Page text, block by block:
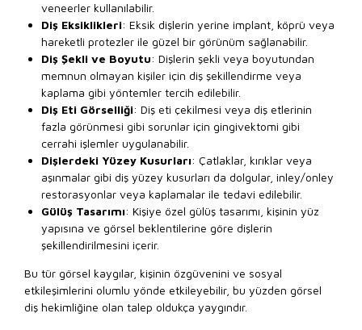
veneerler kullanılabilir.
Diş Eksiklikleri: Eksik dişlerin yerine implant, köprü veya
hareketli protezler ile güzel bir görünüm sağlanabilir.
Diş Şekli ve Boyutu: Dişlerin şekli veya boyutundan
memnun olmayan kişiler için diş şekillendirme veya
kaplama gibi yöntemler tercih edilebilir.
Diş Eti Görselliği: Diş eti çekilmesi veya diş etlerinin
fazla görünmesi gibi sorunlar için gingivektomi gibi
cerrahi işlemler uygulanabilir.
Dişlerdeki Yüzey Kusurları: Çatlaklar, kırıklar veya
aşınmalar gibi diş yüzey kusurları da dolgular, inley/onley
restorasyonlar veya kaplamalar ile tedavi edilebilir.
Gülüş Tasarımı: Kişiye özel gülüş tasarımı, kişinin yüz
yapısına ve görsel beklentilerine göre dişlerin
şekillendirilmesini içerir.
Bu tür görsel kaygılar, kişinin özgüvenini ve sosyal
etkileşimlerini olumlu yönde etkileyebilir, bu yüzden görsel
diş hekimliğine olan talep oldukça yaygındır.